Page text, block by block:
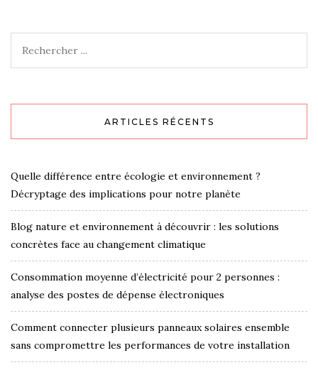
ARTICLES RÉCENTS
Quelle différence entre écologie et environnement ?
Décryptage des implications pour notre planète
Blog nature et environnement à découvrir : les solutions
concrètes face au changement climatique
Consommation moyenne d’électricité pour 2 personnes :
analyse des postes de dépense électroniques
Comment connecter plusieurs panneaux solaires ensemble
sans compromettre les performances de votre installation